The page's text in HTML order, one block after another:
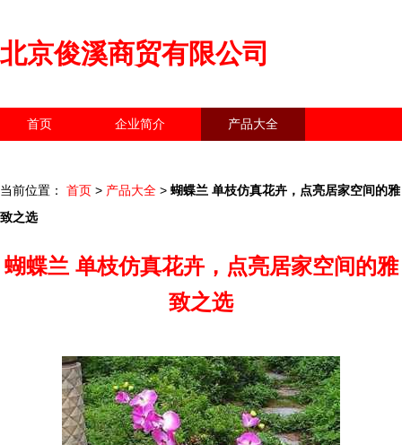
北京俊溪商贸有限公司
首页 企业简介 产品大全
当前位置： 首页 > 产品大全 > 蝴蝶兰 单枝仿真花卉，点亮居家空间的雅
致之选
蝴蝶兰 单枝仿真花卉，点亮居家空间的雅
致之选